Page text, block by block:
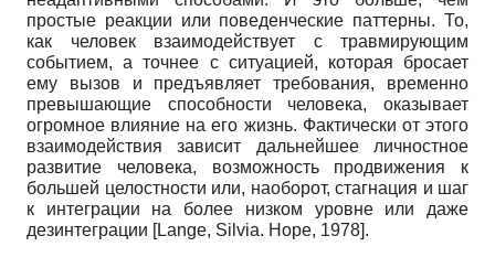
простые реакции или поведенческие паттерны. То,
как человек взаимодействует с травмирующим
событием, а точнее с ситуацией, которая бросает
ему вызов и предъявляет требования, временно
превышающие способности человека, оказывает
огромное влияние на его жизнь. Фактически от этого
взаимодействия зависит дальнейшее личностное
развитие человека, возможность продвижения к
большей целостности или, наоборот, стагнация и шаг
к интеграции на более низком уровне или даже
дезинтеграции [Lange, Silvia. Hope, 1978].